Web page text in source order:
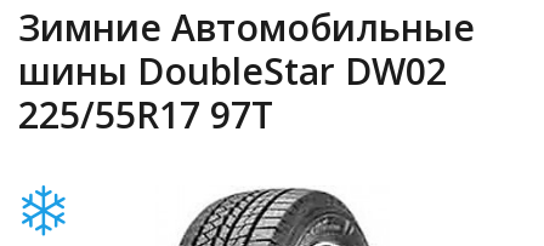
Зимние Автомобильные
шины DoubleStar DW02
225/55R17 97T